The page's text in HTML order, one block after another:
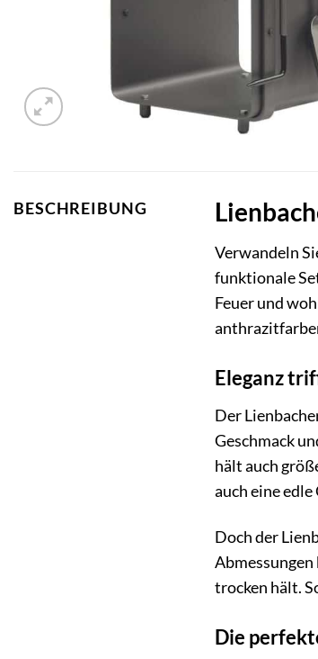
BESCHREIBUNG
Verwandeln
funktionale
Feuer und
Eleganz
Der
Geschmack
hält auch
auch eine
Doch der
trocken hält.
Die